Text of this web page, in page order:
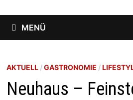
MENÜ
AKTUELL/GASTRONOMIE /
Neuhaus –